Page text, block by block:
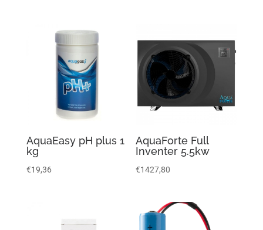
AquaEasy pH plus 1
kg
€19,36
AquaForte Full
Inventer 5.5kw
€1427,80